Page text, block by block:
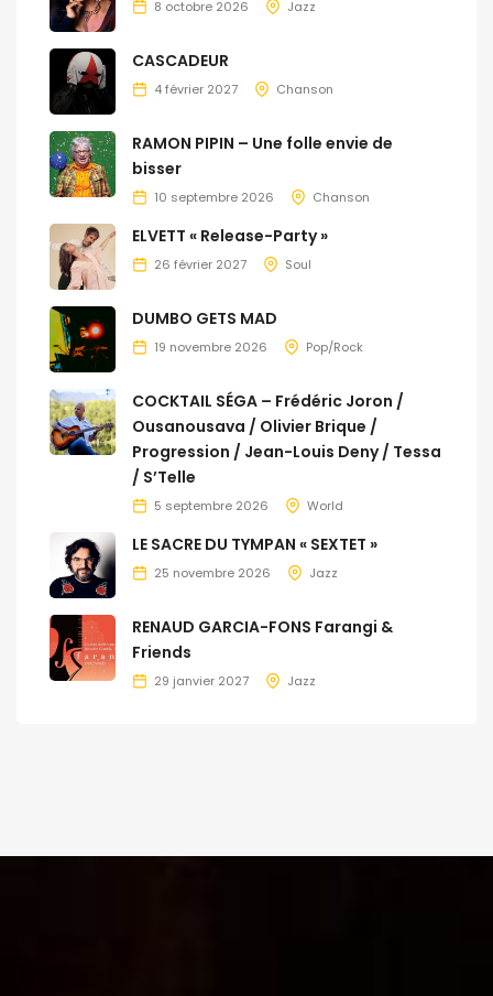
8 octobre 2026 Jazz
CASCADEUR
4 février 2027 Chanson
RAMON PIPIN – Une folle envie de
bisser
10 septembre 2026 Chanson
ELVETT « Release-Party »
26 février 2027 Soul
DUMBO GETS MAD
19 novembre 2026 Pop/Rock
COCKTAIL SÉGA – Frédéric Joron /
Ousanousava / Olivier Brique /
Progression / Jean-Louis Deny / Tessa
/ S’Telle
5 septembre 2026 World
LE SACRE DU TYMPAN « SEXTET »
25 novembre 2026 Jazz
RENAUD GARCIA-FONS Farangi &
Friends
29 janvier 2027 Jazz